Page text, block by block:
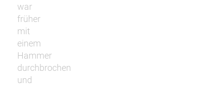
war
früher
mit
einem
Hammer
durchbrochen
und